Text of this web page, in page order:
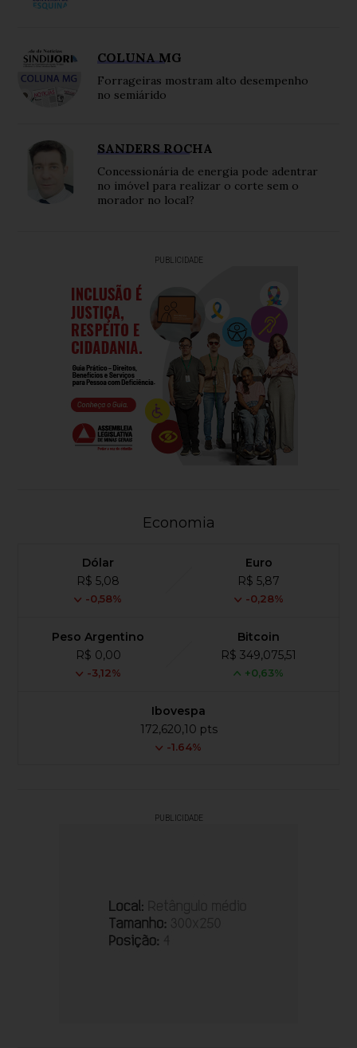
COLUNA MG
Forrageiras mostram alto desempenho
no semiárido
SANDERS ROCHA
Concessionária de energia pode adentrar
no imóvel para realizar o corte sem o
morador no local?
PUBLICIDADE
Economia
Dólar
R$ 5,08
-0,58%
Euro
R$ 5,87
-0,28%
Peso Argentino
R$ 0,00
-3,12%
Bitcoin
R$ 349,075,51
+0,63%
Ibovespa
172,620,10 pts
-1.64%
PUBLICIDADE